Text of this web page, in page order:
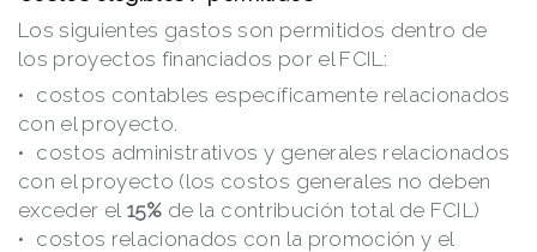
Los siguientes gastos son permitidos dentro de
los proyectos financiados por el FCIL:
costos contables específicamente relacionados
con el proyecto.
costos administrativos y generales relacionados
con el proyecto (los costos generales no deben
exceder el 15% de la contribución total de FCIL)
costos relacionados con la promoción y el